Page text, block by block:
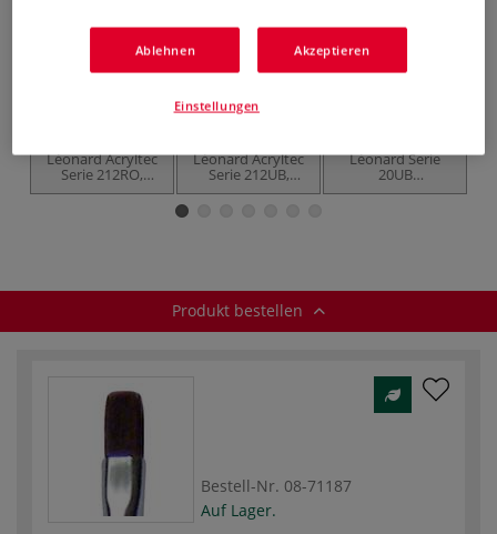
Léonard Acryltec
Serie 212RO,
Synthetik
Léonard Acryltec
Serie 212UB,
Synthetik
Léonard Serie
20UB
Synthetischer
Produkt bestellen
Bestell-Nr. 08-71187
Auf Lager.
Ablehnen Akzeptieren
Einstellungen